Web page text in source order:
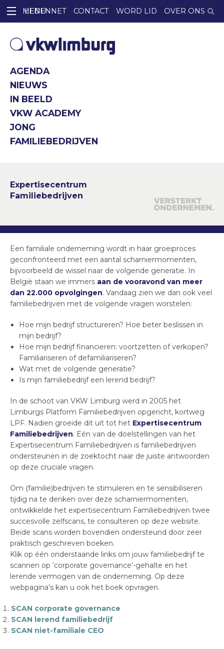
LEDENNET CONTACT WORD LID OVER ONS
AGENDA
NIEUWS
IN BEELD
VKW ACADEMY
JONG
FAMILIEBEDRIJVEN
Expertisecentrum
Familiebedrijven
Een familiale onderneming wordt in haar groeiproces
geconfronteerd met een aantal scharniermomenten,
bijvoorbeeld de wissel naar de volgende generatie. In
België staan we immers aan de vooravond van meer
dan 22.000 opvolgingen. Vandaag zien we dan ook veel
familiebedrijven met de volgende vragen worstelen:
Hoe mijn bedrijf structureren? Hoe beter beslissen in
mijn bedrijf?
Hoe mijn bedrijf financieren: voortzetten of verkopen?
Familiariseren of defamiliariseren?
Wat met de volgende generatie?
Is mijn familiebedrijf een lerend bedrijf?
In de schoot van VKW Limburg werd in 2005 het
Limburgs Platform Familiebedrijven opgericht, kortweg
LPF. Nadien groeide dit uit tot het Expertisecentrum
Familiebedrijven. Eén van de doelstellingen van het
Expertisecentrum Familiebedrijven is familiebedrijven
ondersteunen in de zoektocht naar de juiste antwoorden
op deze cruciale vragen.
Om (familie)bedrijven te stimuleren en te sensibiliseren
tijdig na te denken over deze scharniermomenten,
ontwikkelde het expertisecentrum Familiebedrijven twee
succesvolle zelfscans, te consulteren op deze website.
Beide scans worden bovendien ondersteund door zeer
praktisch geschreven boeken.
Klik op één onderstaande links om jouw familiebedrijf te
scannen op ‘corporate governance’-gehalte en het
lerende vermogen van de onderneming. Op deze
webpagina’s kan u ook het boek opvragen.
SCAN corporate governance
SCAN lerend familiebedrijf
SCAN niet-familiale CEO